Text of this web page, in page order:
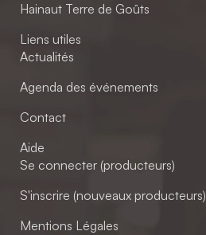
Hainaut Terre de Goûts
Liens utiles
Actualités
Agenda des événements
Contact
Aide
Se connecter (producteurs)
S'inscrire (nouveaux producteurs)
Mentions Légales